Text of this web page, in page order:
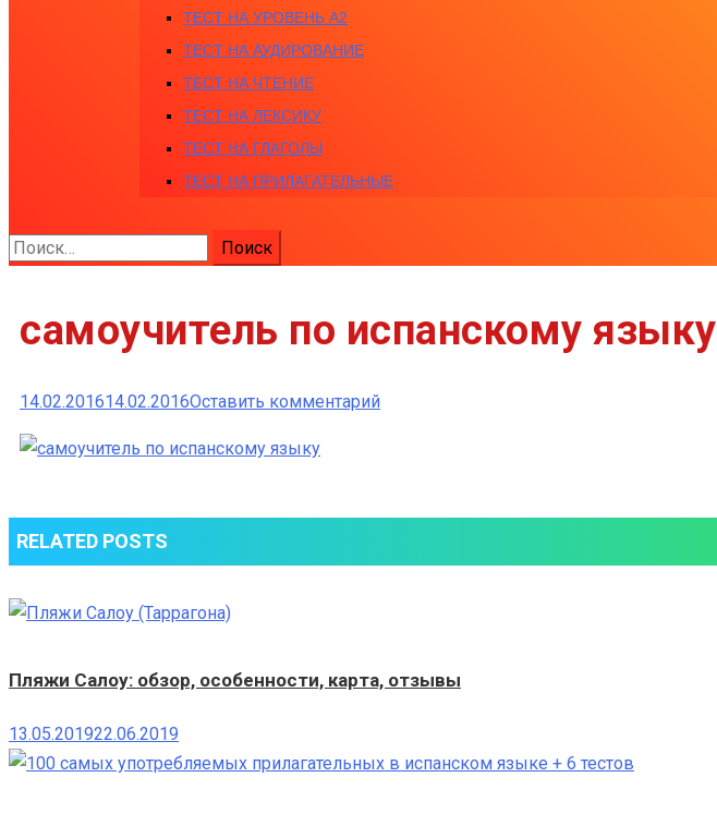
ТЕСТ НА УРОВЕНЬ A2
ТЕСТ НА АУДИРОВАНИЕ
ТЕСТ НА ЧТЕНИЕ
ТЕСТ НА ЛЕКСИКУ
ТЕСТ НА ГЛАГОЛЫ
ТЕСТ НА ПРИЛАГАТЕЛЬНЫЕ
Найти:
самоучитель по испанскому языку
14.02.201614.02.2016Оставить комментарийк
языку
RELATED POSTS
Пляжи Салоу: обзор, особенности, карта, отзывы
13.05.201922.06.2019